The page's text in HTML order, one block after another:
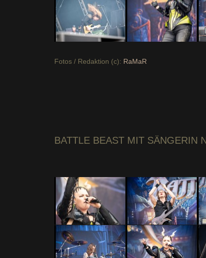
Fotos / Redaktion (c): RaMaR
BATTLE BEAST MIT SÄNGERIN